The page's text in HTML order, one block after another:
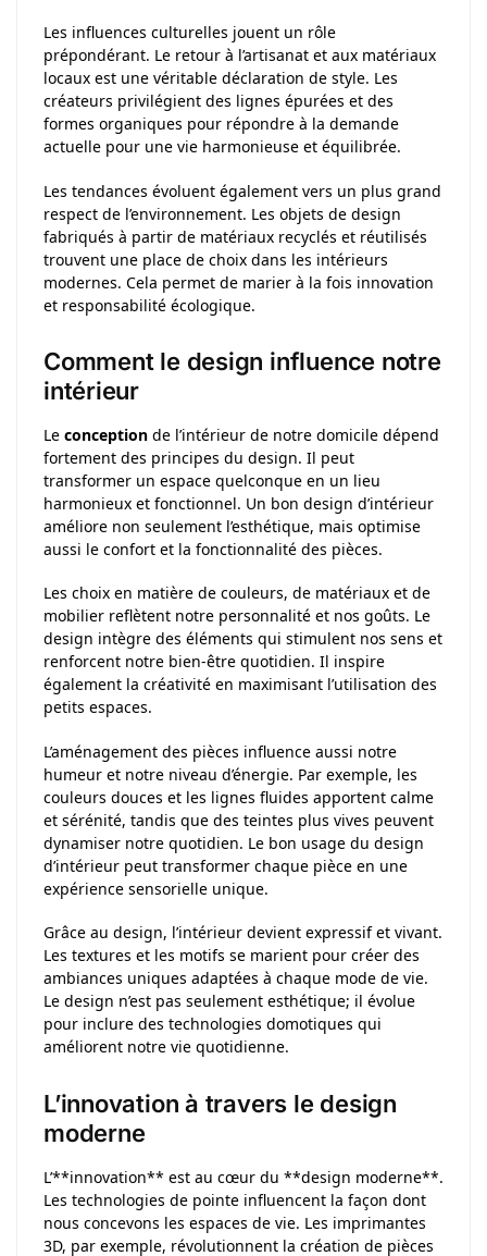
Les influences culturelles jouent un rôle
prépondérant. Le retour à l’artisanat et aux matériaux
locaux est une véritable déclaration de style. Les
créateurs privilégient des lignes épurées et des
formes organiques pour répondre à la demande
actuelle pour une vie harmonieuse et équilibrée.
Les tendances évoluent également vers un plus grand
respect de l’environnement. Les objets de design
fabriqués à partir de matériaux recyclés et réutilisés
trouvent une place de choix dans les intérieurs
modernes. Cela permet de marier à la fois innovation
et responsabilité écologique.
Comment le design influence notre
intérieur
Le conception de l’intérieur de notre domicile dépend
fortement des principes du design. Il peut
transformer un espace quelconque en un lieu
harmonieux et fonctionnel. Un bon design d’intérieur
améliore non seulement l’esthétique, mais optimise
aussi le confort et la fonctionnalité des pièces.
Les choix en matière de couleurs, de matériaux et de
mobilier reflètent notre personnalité et nos goûts. Le
design intègre des éléments qui stimulent nos sens et
renforcent notre bien-être quotidien. Il inspire
également la créativité en maximisant l’utilisation des
petits espaces.
L’aménagement des pièces influence aussi notre
humeur et notre niveau d’énergie. Par exemple, les
couleurs douces et les lignes fluides apportent calme
et sérénité, tandis que des teintes plus vives peuvent
dynamiser notre quotidien. Le bon usage du design
d’intérieur peut transformer chaque pièce en une
expérience sensorielle unique.
Grâce au design, l’intérieur devient expressif et vivant.
Les textures et les motifs se marient pour créer des
ambiances uniques adaptées à chaque mode de vie.
Le design n’est pas seulement esthétique; il évolue
pour inclure des technologies domotiques qui
améliorent notre vie quotidienne.
L’innovation à travers le design
moderne
L’**innovation** est au cœur du **design moderne**.
Les technologies de pointe influencent la façon dont
nous concevons les espaces de vie. Les imprimantes
3D, par exemple, révolutionnent la création de pièces